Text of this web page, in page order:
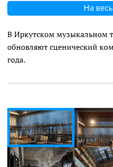
На
В Иркутском музыкальном
обновляют сценический
года.